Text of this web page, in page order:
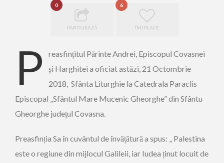
0
PARTAJEAZĂ
6
ÎMI PLACE
P
reasfințitul Părinte Andrei, Episcopul Covasnei
și Harghitei a oficiat astăzi, 21 Octombrie
2018, Sfânta Liturghie la Catedrala Paraclis
Episcopal „Sfântul Mare Mucenic Gheorghe” din Sfântu
Gheorghe județul Covasna.
Preasfinția Sa în cuvântul de învățătură a spus: „ Palestina
este o regiune din mijlocul Galileii, iar Iudea ținut locuit de